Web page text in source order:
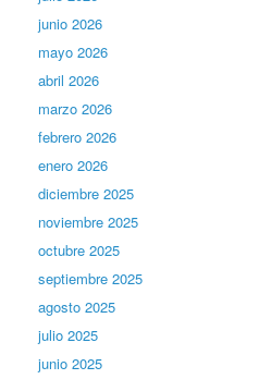
junio 2026
mayo 2026
abril 2026
marzo 2026
febrero 2026
enero 2026
diciembre 2025
noviembre 2025
octubre 2025
septiembre 2025
agosto 2025
julio 2025
junio 2025